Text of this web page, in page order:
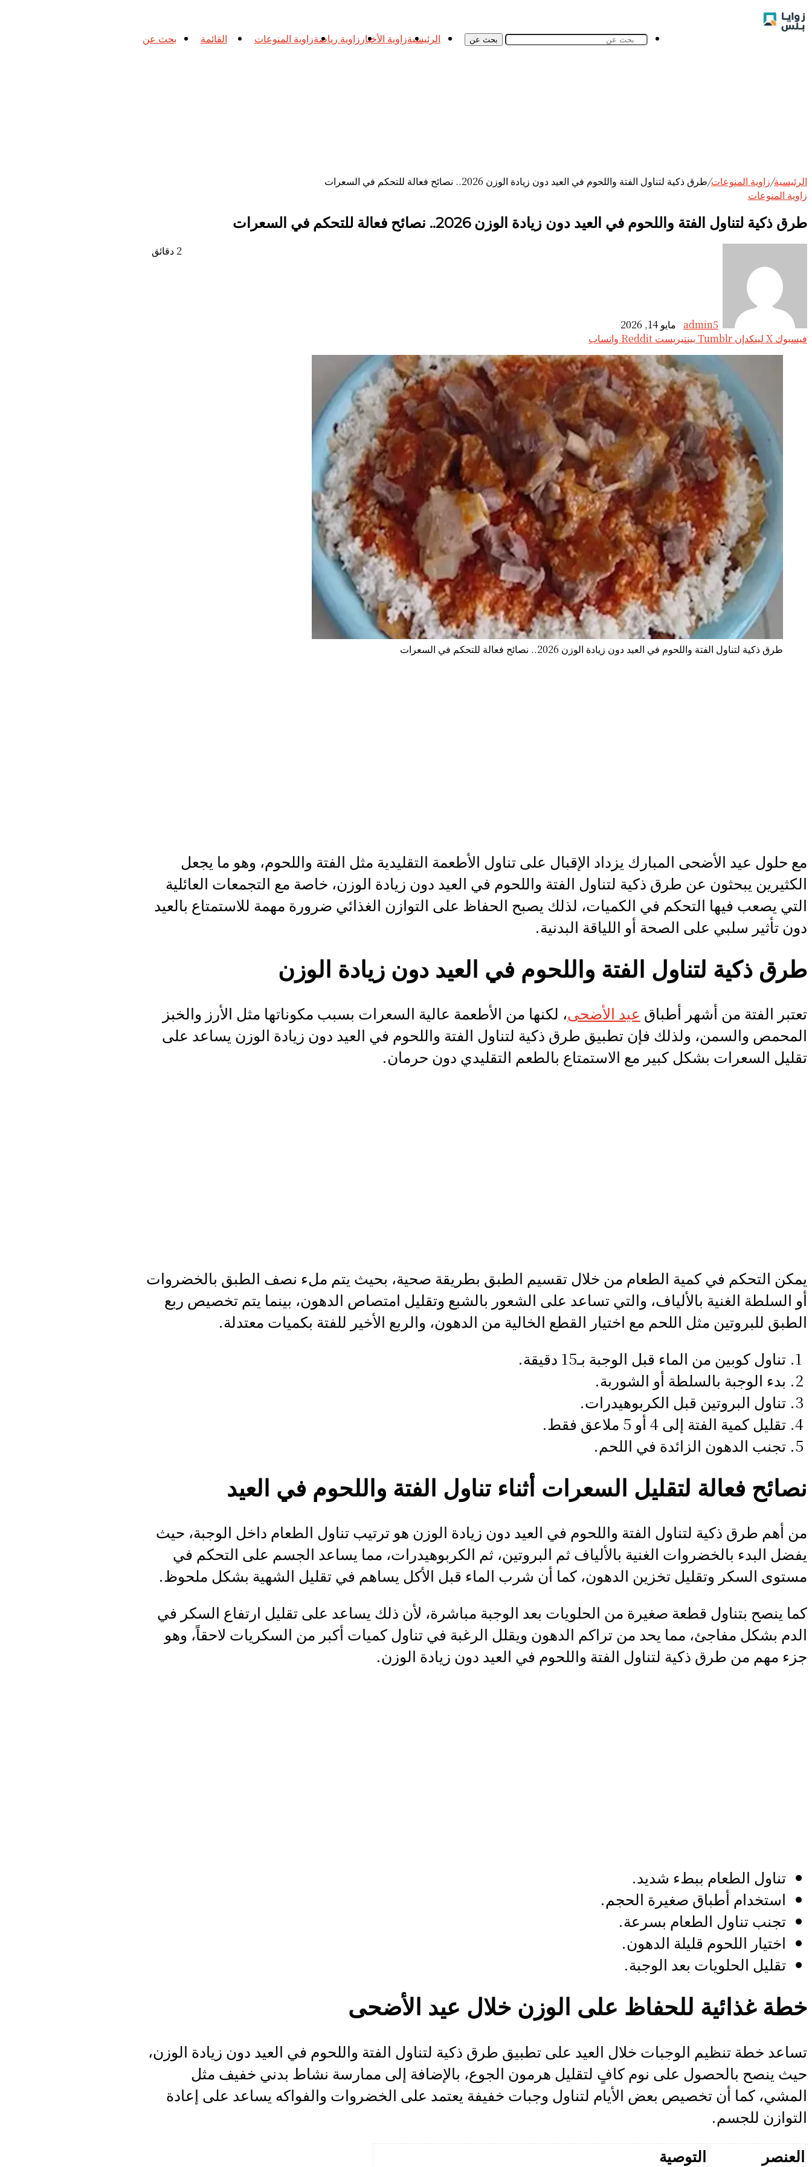
بحث عن القائمة الرئيسيةزاوية الأخبار زاوية رياضةزاوية المنوعات بحث عن
الرئيسية/زاوية المنوعات/طرق ذكية لتناول الفتة واللحوم في العيد دون زيادة الوزن 2026.. نصائح فعالة للتحكم في السعرات
زاوية المنوعات
طرق ذكية لتناول الفتة واللحوم في العيد دون زيادة الوزن 2026.. نصائح فعالة للتحكم في السعرات
admin5 مايو 14, 2026
2 دقائق
فيسبوك ‫X لينكدإن بينتيريست واتساب
طرق ذكية لتناول الفتة واللحوم في العيد دون زيادة الوزن 2026.. نصائح فعالة للتحكم في السعرات
مع حلول عيد الأضحى المبارك يزداد الإقبال على تناول الأطعمة التقليدية مثل الفتة واللحوم، وهو ما يجعل
الكثيرين يبحثون عن طرق ذكية لتناول الفتة واللحوم في العيد دون زيادة الوزن، خاصة مع التجمعات العائلية
التي يصعب فيها التحكم في الكميات، لذلك يصبح الحفاظ على التوازن الغذائي ضرورة مهمة للاستمتاع بالعيد
دون تأثير سلبي على الصحة أو اللياقة البدنية.
طرق ذكية لتناول الفتة واللحوم في العيد دون زيادة الوزن
تعتبر الفتة من أشهر أطباق عيد الأضحى، لكنها من الأطعمة عالية السعرات بسبب مكوناتها مثل الأرز والخبز
المحمص والسمن، ولذلك فإن تطبيق طرق ذكية لتناول الفتة واللحوم في العيد دون زيادة الوزن يساعد على
تقليل السعرات بشكل كبير مع الاستمتاع بالطعم التقليدي دون حرمان.
يمكن التحكم في كمية الطعام من خلال تقسيم الطبق بطريقة صحية، بحيث يتم ملء نصف الطبق بالخضروات
أو السلطة الغنية بالألياف، والتي تساعد على الشعور بالشبع وتقليل امتصاص الدهون، بينما يتم تخصيص ربع
الطبق للبروتين مثل اللحم مع اختيار القطع الخالية من الدهون، والربع الأخير للفتة بكميات معتدلة.
تناول كوبين من الماء قبل الوجبة بـ15 دقيقة.
بدء الوجبة بالسلطة أو الشوربة.
تناول البروتين قبل الكربوهيدرات.
تقليل كمية الفتة إلى 4 أو 5 ملاعق فقط.
تجنب الدهون الزائدة في اللحم.
نصائح فعالة لتقليل السعرات أثناء تناول الفتة واللحوم في العيد
من أهم طرق ذكية لتناول الفتة واللحوم في العيد دون زيادة الوزن هو ترتيب تناول الطعام داخل الوجبة، حيث
يفضل البدء بالخضروات الغنية بالألياف ثم البروتين، ثم الكربوهيدرات، مما يساعد الجسم على التحكم في
مستوى السكر وتقليل تخزين الدهون، كما أن شرب الماء قبل الأكل يساهم في تقليل الشهية بشكل ملحوظ.
كما ينصح بتناول قطعة صغيرة من الحلويات بعد الوجبة مباشرة، لأن ذلك يساعد على تقليل ارتفاع السكر في
الدم بشكل مفاجئ، مما يحد من تراكم الدهون ويقلل الرغبة في تناول كميات أكبر من السكريات لاحقاً، وهو
جزء مهم من طرق ذكية لتناول الفتة واللحوم في العيد دون زيادة الوزن.
تناول الطعام ببطء شديد.
استخدام أطباق صغيرة الحجم.
تجنب تناول الطعام بسرعة.
اختيار اللحوم قليلة الدهون.
تقليل الحلويات بعد الوجبة.
خطة غذائية للحفاظ على الوزن خلال عيد الأضحى
تساعد خطة تنظيم الوجبات خلال العيد على تطبيق طرق ذكية لتناول الفتة واللحوم في العيد دون زيادة الوزن،
حيث ينصح بالحصول على نوم كافٍ لتقليل هرمون الجوع، بالإضافة إلى ممارسة نشاط بدني خفيف مثل
المشي، كما أن تخصيص بعض الأيام لتناول وجبات خفيفة يعتمد على الخضروات والفواكه يساعد على إعادة
التوازن للجسم.
العنصر
التوصية